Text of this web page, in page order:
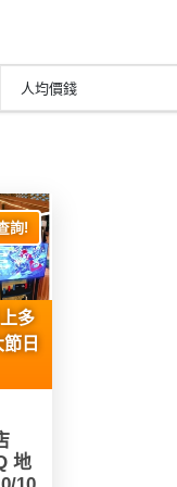
人均價錢
詢!
多
日
地